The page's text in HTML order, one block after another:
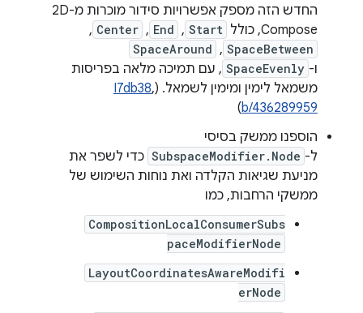
החדש הזה מספק אפשרויות סידור מוכרות מ-2D
Compose, כולל
Start
,‏
End
,‏
Center
,‏
SpaceBetween
,‏
SpaceAround
ו- SpaceEvenly , עם תמיכה מלאה בפריסות
משמאל לימין ומימין לשמאל. ( I7db38,
b/436289959
)
הוספנו ממשק בסיסי
ל- SubspaceModifier.Node כדי לשפר את
מניעת שגיאות הקלדה ואת נוחות השימוש של
ממשקי הרחבות, כמו
CompositionLocalConsumerSubs
paceModifierNode
LayoutCoordinatesAwareModifi
erNode